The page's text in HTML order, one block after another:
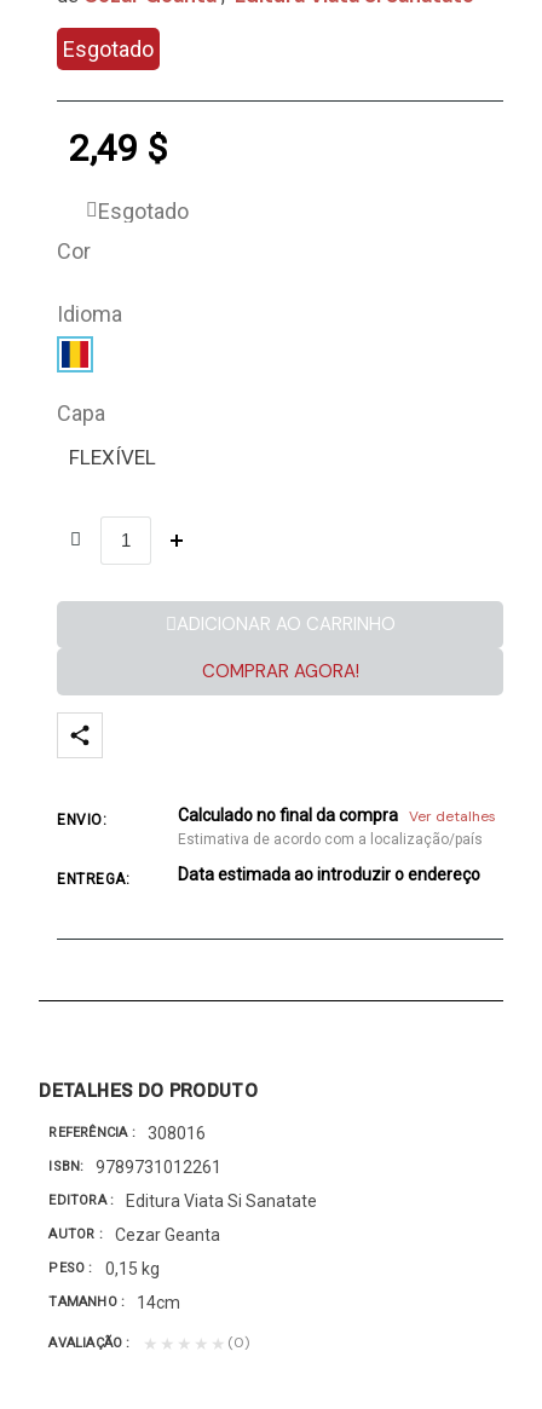
Esgotado
2,49 $
Esgotado
Cor
Idioma
Capa
FLEXÍVEL
ADICIONAR AO CARRINHO
COMPRAR AGORA!
ENVIO: Calculado no final da compra Ver detalhes
Estimativa de acordo com a localização/país
ENTREGA: Data estimada ao introduzir o endereço
DETALHES DO PRODUTO
REFERÊNCIA 308016
ISBN 9789731012261
EDITORA Editura Viata Si Sanatate
AUTOR Cezar Geanta
PESO 0,15 kg
TAMANHO 14cm
AVALIAÇÃO ★★★★★ (0)